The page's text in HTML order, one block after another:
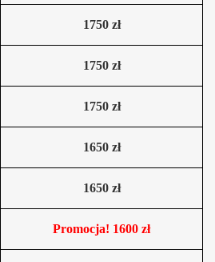
1750 zł
1750 zł
1750 zł
1650 zł
1650 zł
Promocja! 1600 zł